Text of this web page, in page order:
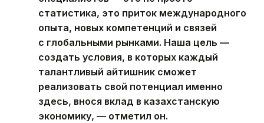
статистика, это приток международного
опыта, новых компетенций и связей
с глобальными рынками. Наша цель —
создать условия, в которых каждый
талантливый айтишник сможет
реализовать свой потенциал именно
здесь, внося вклад в казахстанскую
экономику, — отметил он.